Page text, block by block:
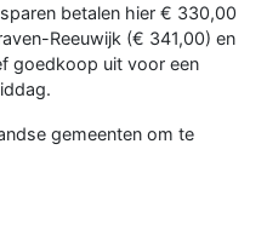
betalen hier € 330,00
Reeuwijk (€ 341,00) en
goedkoop uit voor een
gemeenten om te